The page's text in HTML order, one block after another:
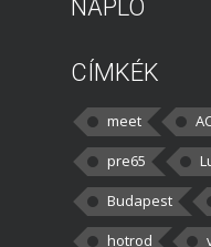
NAPLÓ
CÍMKÉK
meet
pre65
Budapest
hotrod